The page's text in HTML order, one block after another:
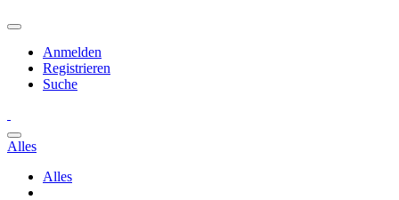
Anmelden
Registrieren
Suche
Alles
Alles